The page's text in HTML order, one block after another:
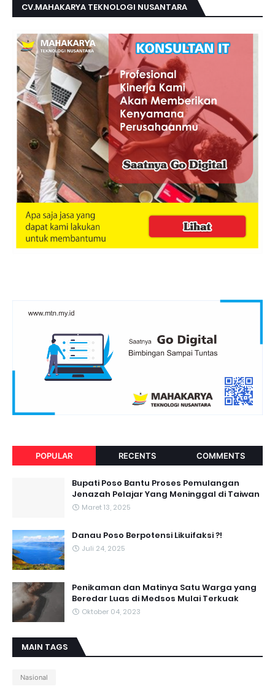
CV.MAHAKARYA TEKNOLOGI NUSANTARA
POPULAR RECENTS COMMENTS
Bupati Poso Bantu Proses Pemulangan
Jenazah Pelajar Yang Meninggal di Taiwan
Maret 13, 2025
Danau Poso Berpotensi Likuifaksi ?!
Juli 24, 2025
Penikaman dan Matinya Satu Warga yang
Beredar Luas di Medsos Mulai Terkuak
Oktober 04, 2023
MAIN TAGS
Nasional